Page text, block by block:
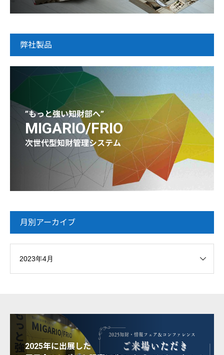
弊社製品
”もっと強い知財部へ”
MIGARIO/FRIO
次世代型知財管理システム
月別アーカイブ
2025年に出展した